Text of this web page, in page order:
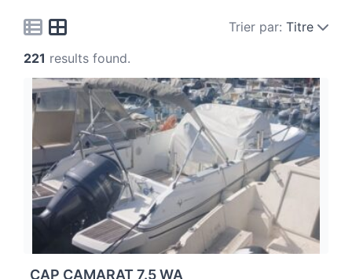
Trier par: Titre
221 results found.
CAP CAMARAT 7.5 WA